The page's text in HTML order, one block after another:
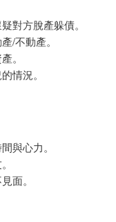
對方脫產躲債。
/不動產。
。
情況。
與心力。
面。